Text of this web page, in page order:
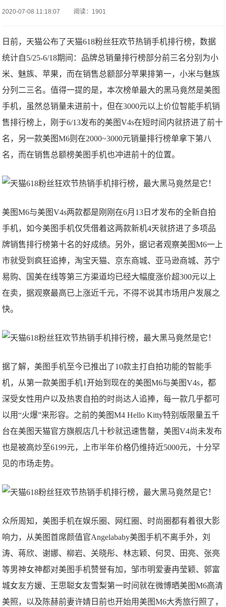
2020-07-08 11:18:07 阅读：1901
日前，天猫公布了天猫618粉丝狂欢节热销手机排行榜，数据
统计自5/25-6/18期间：品牌总销量排行榜部分前三名分别为小
米、魅族、苹果，而在销售总额部分苹果排第一，小米与魅族
分列二三名。值得一提的是，本次榜单最大的黑马竟然是美图
手机，虽然总销量未进前十，但在3000元以上价位智能手机销
售排行榜上，刚于6/13发布的美图V4s在短时间内就挤进了前十
名，另一款美图M6则在2000~3000元销量排行榜单拿下第八
名，而在销售总额榜美图手机也冲进前十的位置。
美图M6与美图V4s两款都是刚刚在6月13日才发布的全新自拍
手机，如今美图手机仅凭借着这两款新机4天就挤进了多项品
牌销售排行榜第十名的好成绩。另外，据记者观察美图M6一上
市就受到疯狂追捧，淘宝天猫、京东商城、亚马逊商城、苏宁
易购、国美在线等第三方渠道均已经大幅度涨价超300元以上
在卖，据观察最高已上涨近千元，不得不说其市场用户发展之
快。
据了解，美图手机至今已推出了10款主打自拍功能的智能手
机，从第一款美图手机1开始到现在的美图M6与美图V4s，都
深受女性用户以及热衷自拍的时尚达人追捧，每一款几乎都可
以用“火爆”来形容。之前的美图M4 Hello Kitty特别版限量五千
台在美图天猫官方旗舰店几十秒就迅速售罄，美图V4尚未发布
也是被高炒至6199元，上市半年价格仍维持近5000元，十分罕
见的市场走势。
众所周知，美图手机在娱乐圈、网红圈、时尚圈都有着很大影
响力，从美图首席颜值官Angelababy美图手机不离手外，刘
涛、蒋欣、谢娜、柳岩、关晓彤、林志颖、何炅、田亮、张亮
等男神女神都对美图手机赞誉有加，邹市明爱妻冉莹颖、郭富
城女友方媛、王思聪女友雪梨第一时间就在微博晒美图M6高清
美照，以及陈赫前妻许婧日前也开始用美图M6大秀旅行照了，